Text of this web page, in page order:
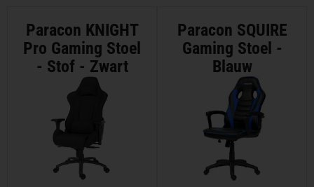
Paracon KNIGHT
Pro Gaming Stoel
- Stof - Zwart
Paracon SQUIRE
Gaming Stoel -
Blauw